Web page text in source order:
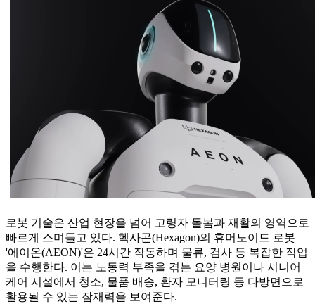
로봇 기술은 산업 현장을 넘어 고령자 돌봄과 재활의 영역으로
빠르게 스며들고 있다. 헥사곤(Hexagon)의 휴머노이드 로봇
'에이온(AEON)'은 24시간 작동하며 물류, 검사 등 복잡한 작업
을 수행한다. 이는 노동력 부족을 겪는 요양 병원이나 시니어
케어 시설에서 청소, 물품 배송, 환자 모니터링 등 다방면으로
활용될 수 있는 잠재력을 보여준다.